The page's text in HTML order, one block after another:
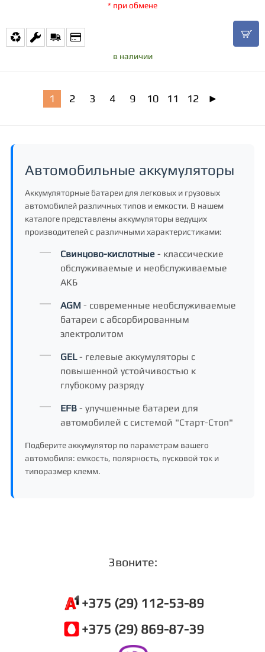
* при обмене
в наличии
1 2 3 4 9 10 11 12 ►
Автомобильные аккумуляторы
Аккумуляторные батареи для легковых и грузовых
автомобилей различных типов и емкости. В нашем
каталоге представлены аккумуляторы ведущих
производителей с различными характеристиками:
Свинцово-кислотные- классические
обслуживаемые и необслуживаемые
АКБ
AGM - современные необслуживаемые
батареи с абсорбированным
электролитом
GEL- гелевые аккумуляторы с
повышенной устойчивостью к
глубокому разряду
EFB- улучшенные батареи для
автомобилей с системой "Старт-Стоп"
Подберите аккумулятор по параметрам вашего
автомобиля: емкость, полярность, пусковой ток и
типоразмер клемм.
Звоните:
+375 (29) 112-53-89
+375 (29) 869-87-39